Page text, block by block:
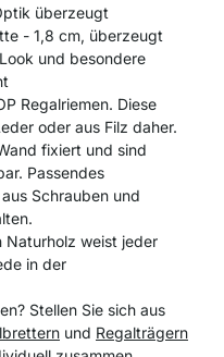
überzeugt
- 1,8 cm, überzeugt
und besondere
Regalriemen. Diese
oder aus Filz daher.
fixiert und sind
Passendes
Schrauben und
Naturholz weist jeder
in der
Stellen Sie sich aus
und Regalträgern